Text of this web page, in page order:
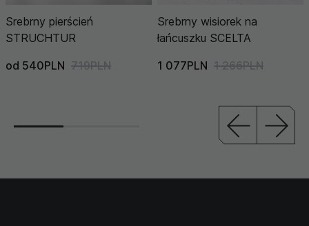
Srebrny pierścień
STRUCHTUR
od 540PLN 719PLN
Srebrny wisiorek na
łańcuszku SCELTA
1 077PLN 1 266PLN